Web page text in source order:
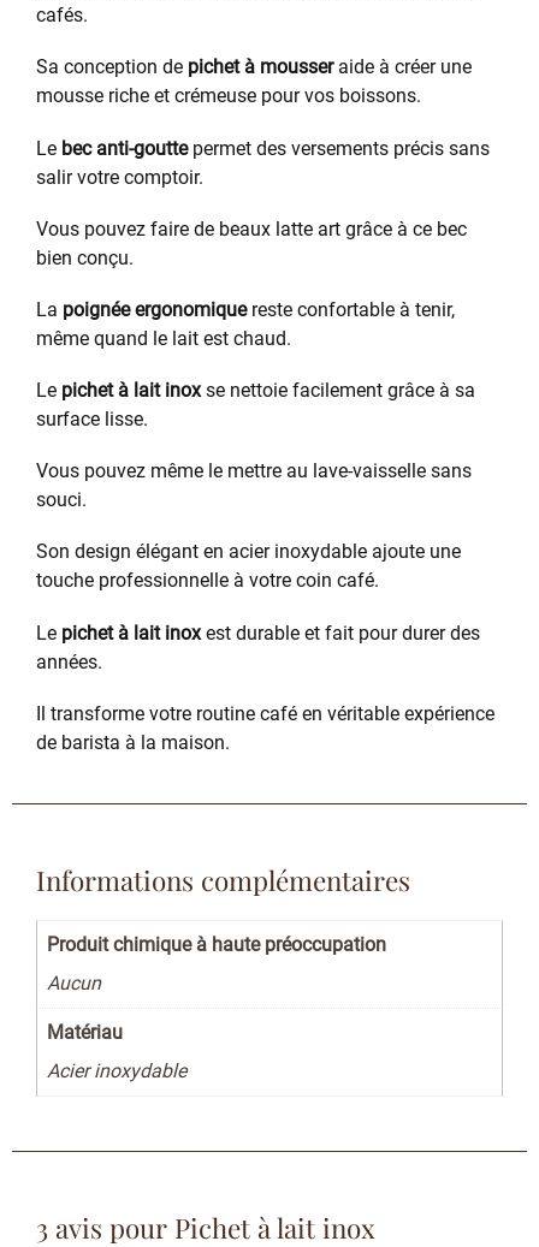
cafés.
Sa conception de pichet à mousseraide à créer une
mousse riche et crémeuse pour vos boissons.
Le bec anti-gouttepermet des versements précis sans
salir votre comptoir.
Vous pouvez faire de beaux latte art grâce à ce bec
bien conçu.
La poignée ergonomiquereste confortable à tenir,
même quand le lait est chaud.
Le pichet à lait inoxse nettoie facilement grâce à sa
surface lisse.
Vous pouvez même le mettre au lave-vaisselle sans
souci.
Son design élégant en acier inoxydable ajoute une
touche professionnelle à votre coin café.
Le pichet à lait inoxest durable et fait pour durer des
années.
Il transforme votre routine café en véritable expérience
de barista à la maison.
Informations complémentaires
Produit chimique à haute préoccupation
Aucun
Matériau
Acier inoxydable
3 avis pour Pichet à lait inox